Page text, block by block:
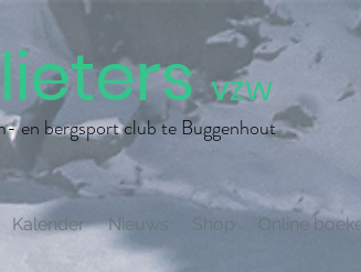
vzw
en bergsport club te Buggenhout
Kalender Nieuws Shop Online